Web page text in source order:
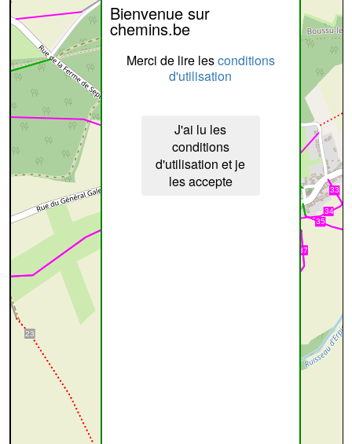
Bienvenue sur
chemins.be
Merci de lire lesconditions
d'utilisation
J'ai lu les
conditions
d'utilisation et je
les accepte